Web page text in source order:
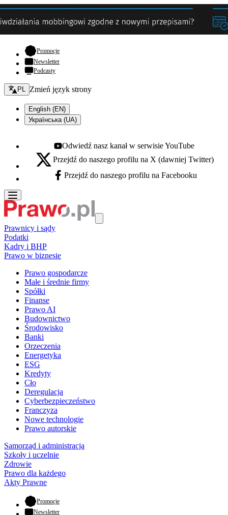
Promocje- otwiera się w nowej karcie
Newsletter
Podcasty
Zmień język - bieżący:
PL Zmień język strony
English (EN)
Українська (UA)
Youtube - otwiera się w nowej karcie
Odwiedź nasz kanał w serwisie YouTube
X - otwiera się w nowej karcie
Przejdź do naszego profilu na X (dawniej Twitter)
Facebook - otwiera się w nowej karcie
Przejdź do naszego profilu na Facebooku
Prawnicy i sądy
Podatki
Kadry i BHP
Prawo w biznesie
Prawo gospodarcze
Małe i średnie firmy
Spółki
Finanse
Prawo AI
Budownictwo
Środowisko
Banki
Orzeczenia
Energetyka
ESG
Kredyty
Cło
Deregulacja
Cyberbezpieczeństwo
Franczyza
Nowe technologie
Prawo autorskie
Samorząd i administracja
Szkoły i uczelnie
Zdrowie
Prawo dla każdego
Akty Prawne
Promocje- otwiera się w nowej karcie
Newsletter